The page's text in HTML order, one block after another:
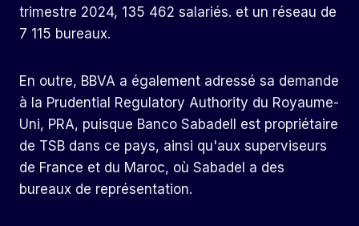
trimestre 2024, 135 462 salariés. et un réseau de
7 115 bureaux.
En outre, BBVA a également adressé sa demande
à la Prudential Regulatory Authority du Royaume-
Uni, PRA, puisque Banco Sabadell est propriétaire
de TSB dans ce pays, ainsi qu'aux superviseurs
de France et du Maroc, où Sabadel a des
bureaux de représentation.